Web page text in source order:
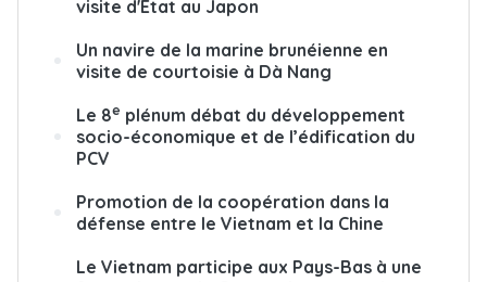
visite d'État au Japon
Un navire de la marine brunéienne en
visite de courtoisie à Dà Nang
Le 8e plénum débat du développement
socio-économique et de l’édification du
PCV
Promotion de la coopération dans la
défense entre le Vietnam et la Chine
Le Vietnam participe aux Pays-Bas à une